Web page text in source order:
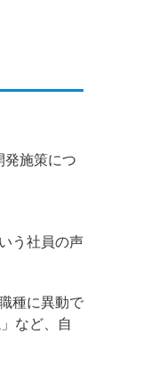
発施策につ
う社員の声
種に異動で
など、自